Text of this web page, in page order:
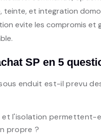
teinte, et integration
evite les compromis et
SP en 5
enduit est-il prevu
et l'isolation permettent-
propre ?